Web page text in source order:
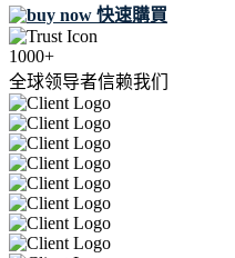
快速購買
1000+
全球领导者信赖我们